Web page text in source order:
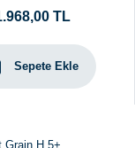
TL
Sepete Ekle